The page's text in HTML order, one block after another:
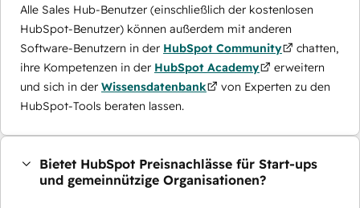
Alle Sales Hub-Benutzer (einschließlich der kostenlosen
HubSpot-Benutzer) können außerdem mit anderen
Software-Benutzern in der HubSpot Community
chatten,
ihre Kompetenzen in der HubSpot Academy
erweitern
und sich in der Wissensdatenbank
von Experten zu den
HubSpot-Tools beraten lassen.
Bietet HubSpot Preisnachlässe für Start-ups
und gemeinnützige Organisationen?